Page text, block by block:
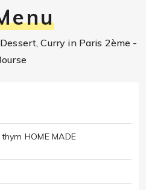
Curry in Paris 2ème -
HOME MADE